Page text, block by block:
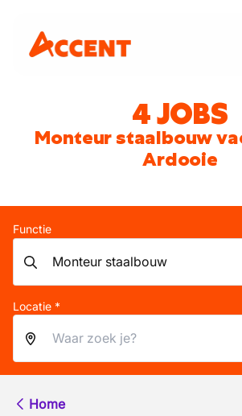
4 JOBS
Monteur staalbouw
Ardooie
Functie
Locatie *
Home